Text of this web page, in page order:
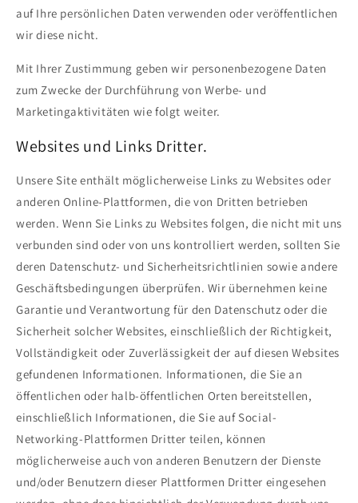
auf Ihre persönlichen Daten verwenden oder veröffentlichen
wir diese nicht.
Mit Ihrer Zustimmung geben wir personenbezogene Daten
zum Zwecke der Durchführung von Werbe- und
Marketingaktivitäten wie folgt weiter.
Websites und Links Dritter.
Unsere Site enthält möglicherweise Links zu Websites oder
anderen Online-Plattformen, die von Dritten betrieben
werden. Wenn Sie Links zu Websites folgen, die nicht mit uns
verbunden sind oder von uns kontrolliert werden, sollten Sie
deren Datenschutz- und Sicherheitsrichtlinien sowie andere
Geschäftsbedingungen überprüfen. Wir übernehmen keine
Garantie und Verantwortung für den Datenschutz oder die
Sicherheit solcher Websites, einschließlich der Richtigkeit,
Vollständigkeit oder Zuverlässigkeit der auf diesen Websites
gefundenen Informationen. Informationen, die Sie an
öffentlichen oder halb-öffentlichen Orten bereitstellen,
einschließlich Informationen, die Sie auf Social-
Networking-Plattformen Dritter teilen, können
möglicherweise auch von anderen Benutzern der Dienste
und/oder Benutzern dieser Plattformen Dritter eingesehen